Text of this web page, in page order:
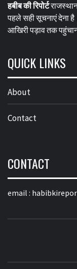
हबीब की रिपोर्ट
पहले सही सूचनाएं देना
आखिरी पड़ाव तक
QUICK LINKS
About
Contact
CONTACT
email :